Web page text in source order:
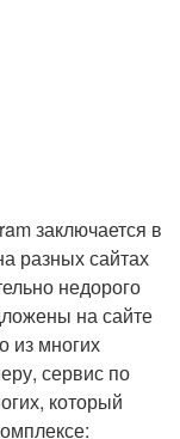
заключается в
разных сайтах
недорого
на сайте
из многих
сервис по
который